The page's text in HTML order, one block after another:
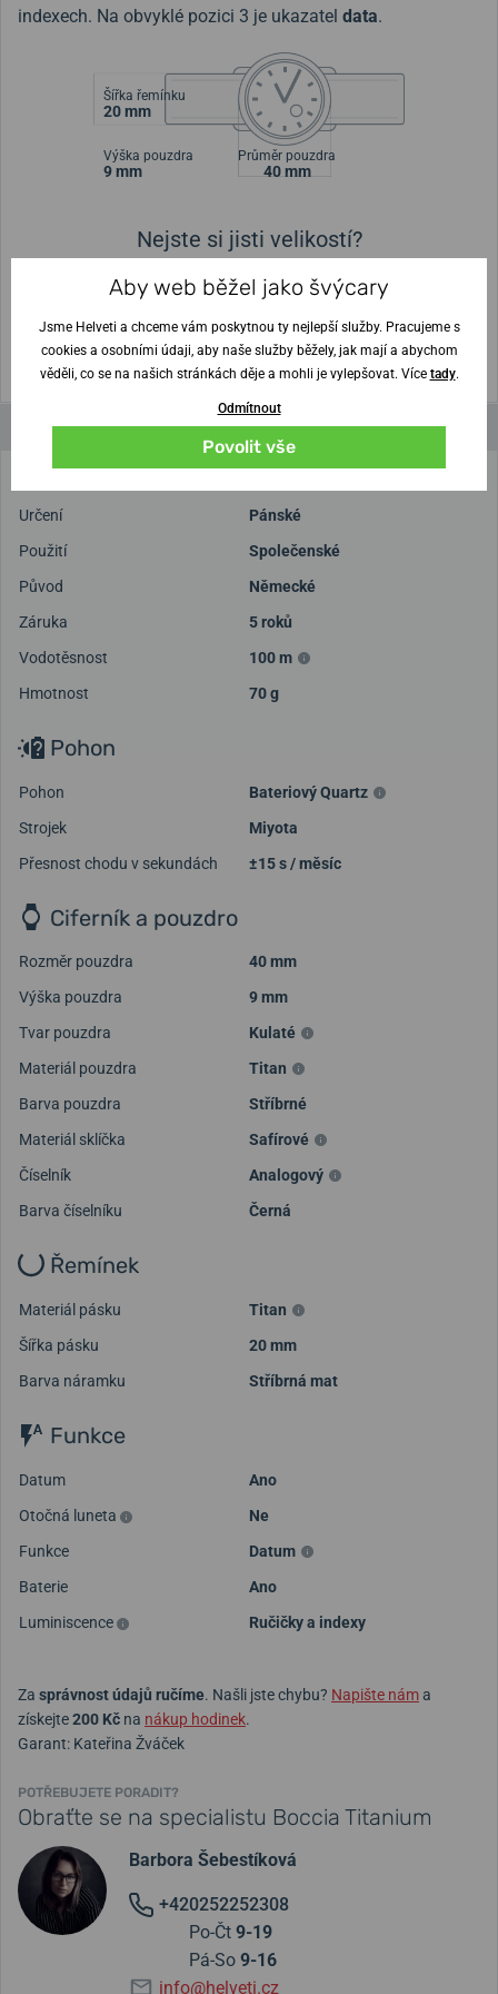
indexech. Na obvyklé pozici 3 je ukazatel data.
Šířka řemínku
20 mm
Výška pouzdra
9 mm
Průměr pouzdra
40 mm
Nejste si jisti velikostí?
Vytisknout vzory velikostí
(U tisku nastavte Měřítko: Výchozí)
Parametry a funkce
Určení
Pánské
Použití
Společenské
Původ
Německé
Záruka
5 roků
Vodotěsnost
100 m
Hmotnost
70 g
Pohon
Pohon
Bateriový Quartz
Strojek
Miyota
Přesnost chodu v sekundách
±15 s / měsíc
Ciferník a pouzdro
Rozměr pouzdra
40 mm
Výška pouzdra
9 mm
Tvar pouzdra
Kulaté
Materiál pouzdra
Titan
Barva pouzdra
Stříbrné
Materiál sklíčka
Safírové
Číselník
Analogový
Barva číselníku
Černá
Řemínek
Materiál pásku
Titan
Šířka pásku
20 mm
Barva náramku
Stříbrná mat
Funkce
Datum
Ano
Otočná luneta
Ne
Funkce
Datum
Baterie
Ano
Luminiscence
Ručičky a indexy
Za správnost údajů ručíme. Našli jste chybu? Napište náma
získejte200 Kč na nákup hodinek.
Garant: Kateřina Žváček
POTŘEBUJETE PORADIT?
Obraťte se na specialistu Boccia Titanium
Barbora Šebestíková
+420252252308
Po-Čt 9-19
Pá-So 9-16
info@helveti.cz
Aby web běžel jako švýcary
Jsme Helveti a chceme vám poskytnou ty nejlepší služby. Pracujeme s
cookies a osobními údaji, aby naše služby běžely, jak mají a abychom
věděli, co se na našich stránkách děje a mohli je vylepšovat. Více tady.
Odmítnout
Povolit vše